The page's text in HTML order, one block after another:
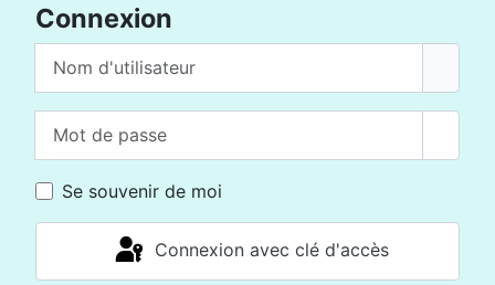
Connexion
Se souvenir de moi
Connexion avec clé d'accès